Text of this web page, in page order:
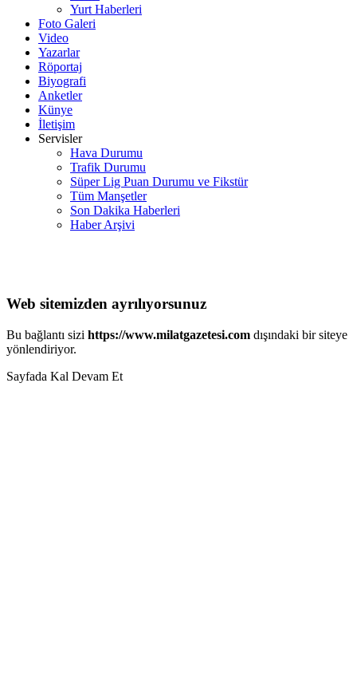
Yurt Haberleri
Foto Galeri
Video
Yazarlar
Röportaj
Biyografi
Anketler
Künye
İletişim
Servisler
Hava Durumu
Trafik Durumu
Süper Lig Puan Durumu ve Fikstür
Tüm Manşetler
Son Dakika Haberleri
Haber Arşivi
Web sitemizden ayrılıyorsunuz
Bu bağlantı sizi https://www.milatgazetesi.com dışındaki bir siteye
yönlendiriyor.
Sayfada Kal Devam Et